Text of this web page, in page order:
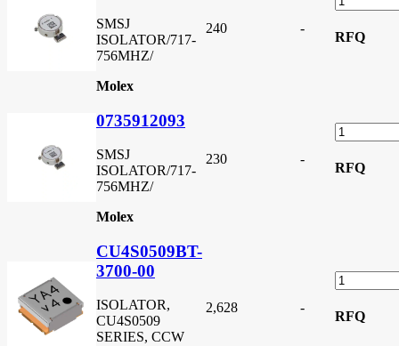
SMSJ
ISOLATOR/717-
756MHZ/
Molex
240 -
RFQ
0735912093
SMSJ
ISOLATOR/717-
756MHZ/
Molex
230 -
RFQ
CU4S0509BT-
3700-00
ISOLATOR,
CU4S0509
SERIES, CCW
2,628 -
RFQ